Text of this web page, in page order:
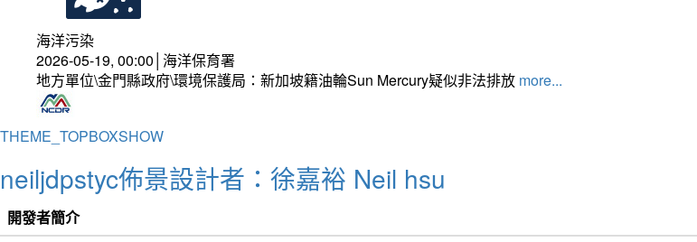
海洋污染
2026-05-19, 00:00│海洋保育署
地方單位\金門縣政府\環境保護局：新加坡籍油輪Sun Mercury疑似非法排放 more...
THEME_TOPBOXSHOW
neiljdpstyc佈景設計者：徐嘉裕 Neil hsu
開發者簡介